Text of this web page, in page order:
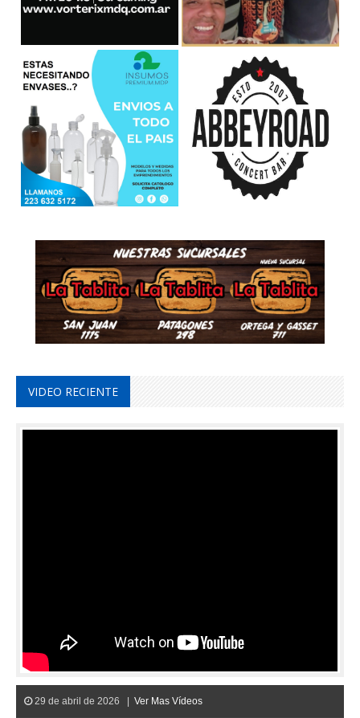
VIDEO RECIENTE
29 de abril de 2026 | Ver Mas Vídeos